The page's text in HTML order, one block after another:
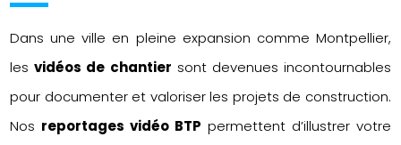
Dans une ville en pleine expansion comme Montpellier,
lesvidéos de chantier sont devenues incontournables
pour documenter et valoriser les projets de construction.
Nos reportages vidéo BTP permettent d’illustrer votre